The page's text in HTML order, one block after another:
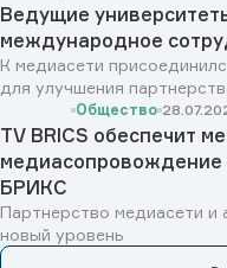
Ведущие
международное
К медиасети
для улучшения
Общество
TV BRICS обеспечит
медиасопровождение
БРИКС
Партнерство медиасети и
новый уровень